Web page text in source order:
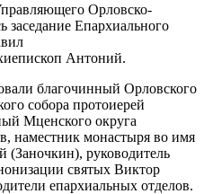
Орловско-
заседание Епархиального
Антоний.
благочинный Орловского
собора протоиерей
Мценского округа
наместник монастыря во имя
(Заночкин), руководитель
святых Виктор
епархиальных отделов.